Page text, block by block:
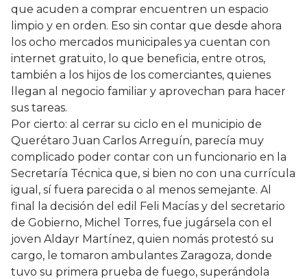
que acuden a comprar encuentren un espacio
limpio y en orden. Eso sin contar que desde ahora
los ocho mercados municipales ya cuentan con
internet gratuito, lo que beneficia, entre otros,
también a los hijos de los comerciantes, quienes
llegan al negocio familiar y aprovechan para hacer
sus tareas.
Por cierto: al cerrar su ciclo en el municipio de
Querétaro Juan Carlos Arreguín, parecía muy
complicado poder contar con un funcionario en la
Secretaría Técnica que, si bien no con una currícula
igual, sí fuera parecida o al menos semejante. Al
final la decisión del edil Feli Macías y del secretario
de Gobierno, Michel Torres, fue jugársela con el
joven Aldayr Martínez, quien nomás protestó su
cargo, le tomaron ambulantes Zaragoza, donde
tuvo su primera prueba de fuego, superándola